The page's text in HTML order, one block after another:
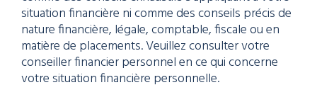
situation financière ni comme des conseils précis de
nature financière, légale, comptable, fiscale ou en
matière de placements. Veuillez consulter votre
conseiller financier personnel en ce qui concerne
votre situation financière personnelle.